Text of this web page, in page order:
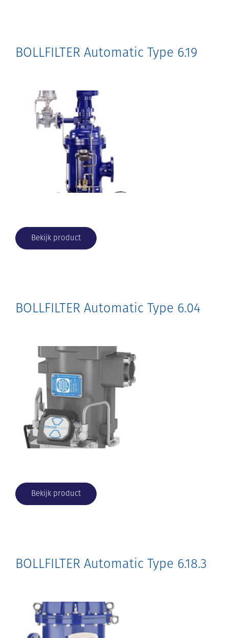
BOLLFILTER Automatic Type 6.19
Bekijk product
BOLLFILTER Automatic Type 6.04
Bekijk product
BOLLFILTER Automatic Type 6.18.3